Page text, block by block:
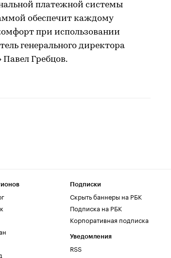
платежной системы
обеспечит каждому
при использовании
генерального директора
Гребцов.
Подписки
Скрыть баннеры на РБК
Подписка на РБК
Корпоративная подписка
Уведомления
RSS